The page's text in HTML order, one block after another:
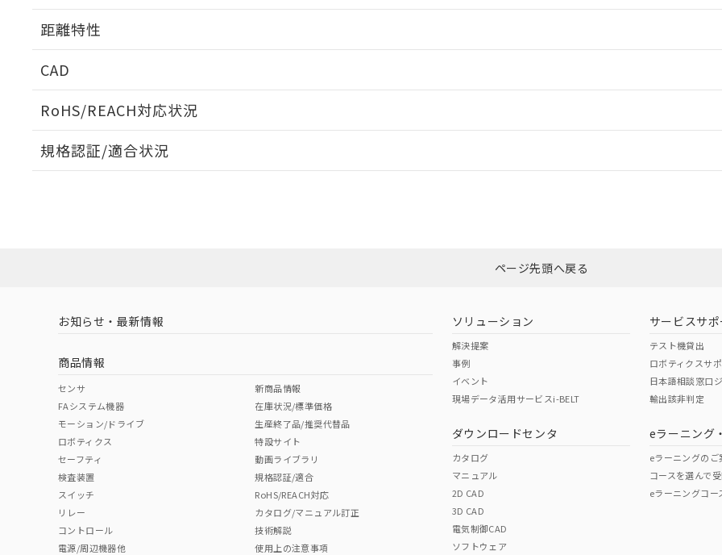
距離特性
CAD
RoHS/REACH対応状況
EU RoHS 注意事項・凡例
ダウンロードはこちら
中国 RoHS 注意事項・凡例
中国 RoHS表
Pb Hg Cr(VI)
"対応済み"や非含有の記載がされた商品であっても、流通在庫等で未対応品が混在する可能性があります。
規格認証/適合状況
ページ先頭へ戻る
お知らせ・最新情報
商品情報
センサ
FAシステム機器
モーション/ドライブ
ロボティクス
セーフティ
検査装置
スイッチ
リレー
コントロール
電源/周辺機器他
新商品情報
在庫状況/標準価格
生産終了品/推奨代替品
特設サイト
動画ライブラリ
規格認証/適合
RoHS/REACH対応
カタログ/マニュアル訂正
技術解説
使用上の注意事項
ソリューション
解決提案
事例
イベント
現場データ活用サービスi-BELT
ダウンロードセンタ
カタログ
マニュアル
2D CAD
3D CAD
電気制御CAD
ソフトウェア
サービスサポ
テスト機貸出
ロボティクスサ
日本語相談窓口
輸出該非判定
eラーニング
eラーニングのご
コースを選んで
eラーニングコー